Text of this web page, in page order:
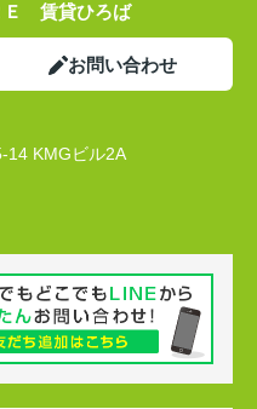
Ｅ 賃貸ひろば
お問い合わせ
14 KMGビル2A